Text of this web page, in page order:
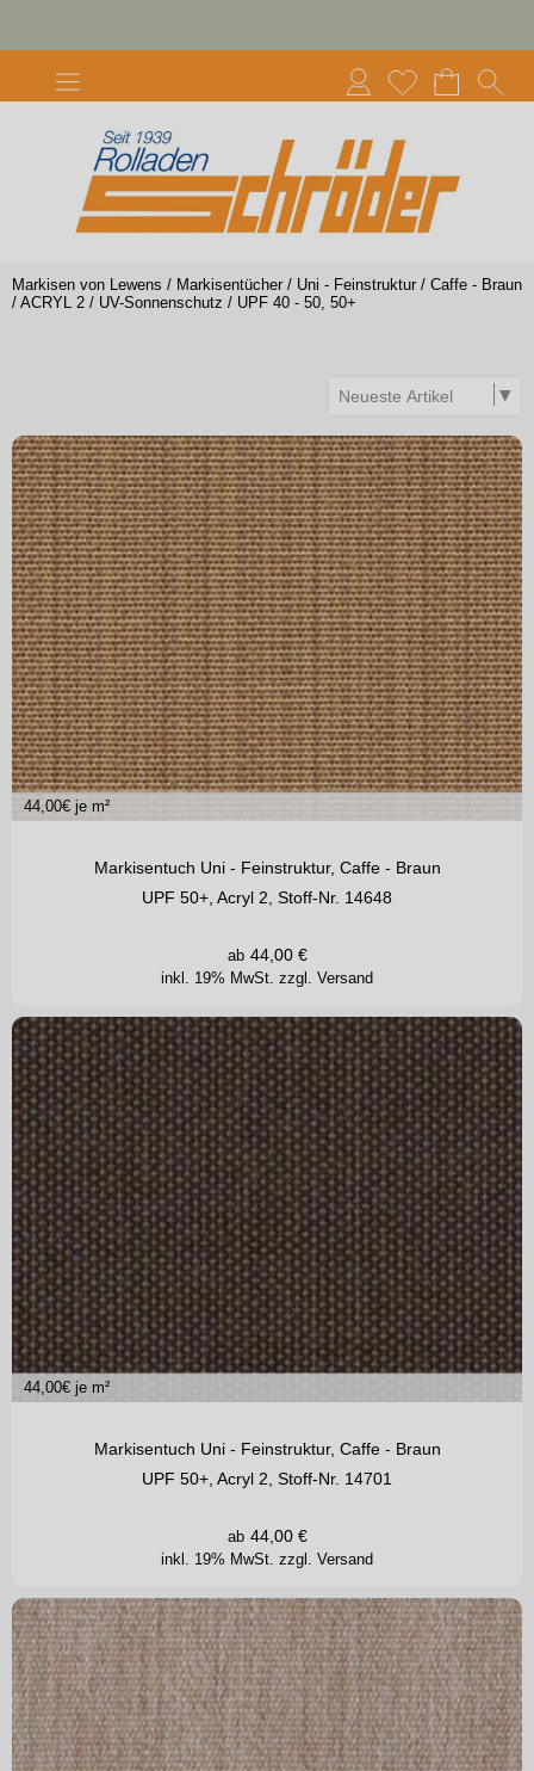
Markisen von Lewens / Markisentücher / Uni - Feinstruktur / Caffe - Braun
/ ACRYL 2 / UV-Sonnenschutz / UPF 40 - 50, 50+
44,00€ je m²
Markisentuch Uni - Feinstruktur, Caffe - Braun
UPF 50+, Acryl 2, Stoff-Nr. 14648
inkl. 19% MwSt. zzgl. Versand
ab 44,00€
44,00€ je m²
Markisentuch Uni - Feinstruktur, Caffe - Braun
UPF 50+, Acryl 2, Stoff-Nr. 14701
inkl. 19% MwSt. zzgl. Versand
ab 44,00€